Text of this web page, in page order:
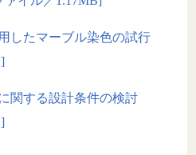
したマーブル染色の試行
関する設計条件の検討